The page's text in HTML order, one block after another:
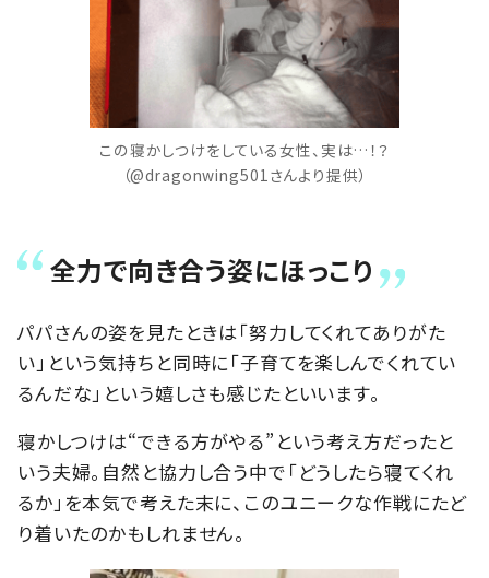
この寝かしつけをしている女性、実は…！？
（@dragonwing501さんより提供）
全力で向き合う姿にほっこり
パパさんの姿を見たときは「努力してくれてありがた
い」という気持ちと同時に「子育てを楽しんでくれてい
るんだな」という嬉しさも感じたといいます。
寝かしつけは“できる方がやる”という考え方だったと
いう夫婦。自然と協力し合う中で「どうしたら寝てくれ
るか」を本気で考えた末に、このユニークな作戦にたど
り着いたのかもしれません。